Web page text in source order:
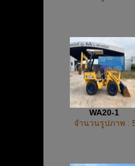
WA20-1
จำนวนรูปภาพ :